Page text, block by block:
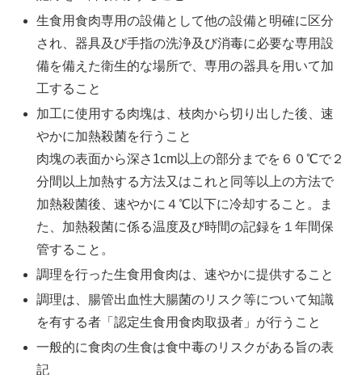
生食用食肉専用の設備として他の設備と明確に区分
され、器具及び手指の洗浄及び消毒に必要な専用設
備を備えた衛生的な場所で、専用の器具を用いて加
工すること
加工に使用する肉塊は、枝肉から切り出した後、速
やかに加熱殺菌を行うこと
肉塊の表面から深さ1cm以上の部分までを６０℃で２
分間以上加熱する方法又はこれと同等以上の方法で
加熱殺菌後、速やかに４℃以下に冷却すること。ま
た、加熱殺菌に係る温度及び時間の記録を１年間保
管すること。
調理を行った生食用食肉は、速やかに提供すること
調理は、腸管出血性大腸菌のリスク等について知識
を有する者「認定生食用食肉取扱者」が行うこと
一般的に食肉の生食は食中毒のリスクがある旨の表
記